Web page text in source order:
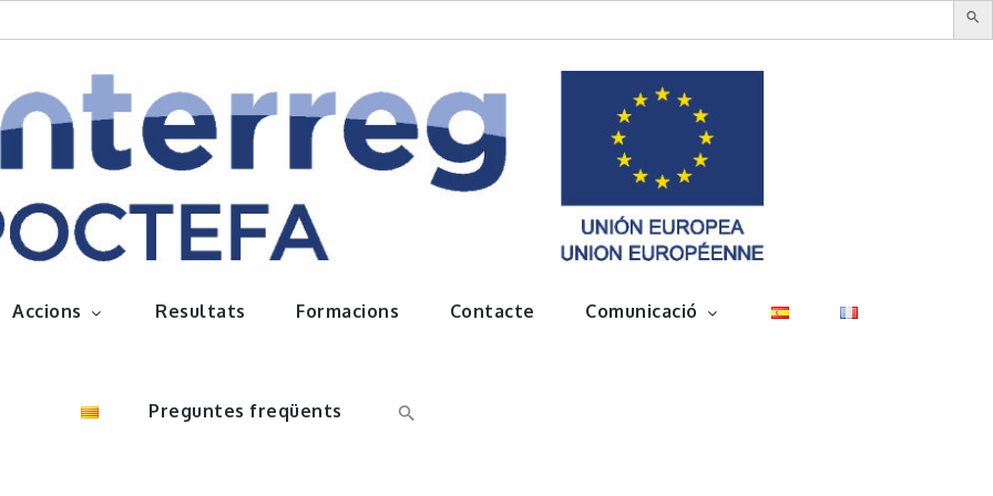
Accions Resultats Formacions Contacte Comunicació
Preguntes freqüents